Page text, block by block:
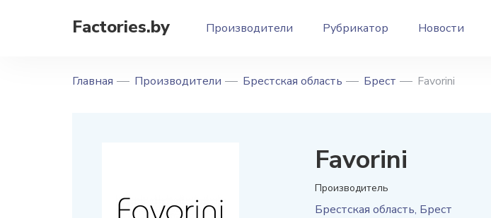
Factories.by Производители Рубрикатор Новости
Главная Производители Брестская область Брест Favorini
Favorini
Производитель
Брестская область, Брест